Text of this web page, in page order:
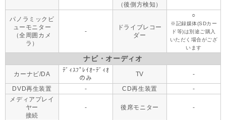
（後側方検知）
パノラミックビ
ューモニター
（全周囲カメ
ラ）
-
ドライブレコー
ダー
○
※記録媒体(SDカー
ド等)は別途ご購入
いただく場合がござ
います
ナビ・オーディオ
カーナビ/DA
ﾃﾞｨｽﾌﾟﾚｲｵｰﾃﾞｨｵ
のみ
TV -
DVD再生装置 - CD再生装置
-
メディアプレイ
ヤー
接続
- 後席モニター -